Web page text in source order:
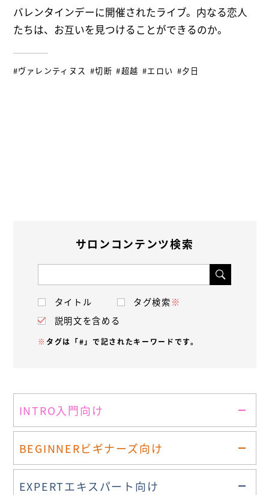
バレンタインデーに開催されたライブ。内なる恋人
たちは、お互いを見つけることができるのか。
#ヴァレンティヌス #切断 #超越 #エロい #夕日
サロンコンテンツ検索
タイトル タグ検索※
説明文を含める
※ タグは「#」で記されたキーワードです。
INTRO入門向け
BEGINNERビギナーズ向け
EXPERTエキスパート向け